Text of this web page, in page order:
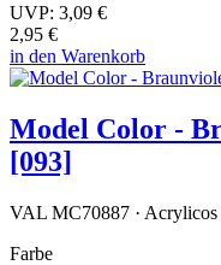
UVP: 3,09 €
2,95 €
in den Warenkorb
Model Color -
[093]
VAL MC70887 · Acrylicos
Farbe